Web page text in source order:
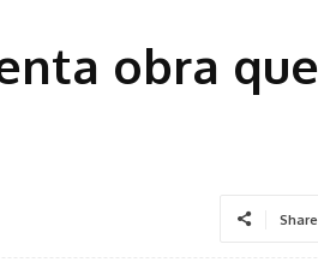
obra que
Share